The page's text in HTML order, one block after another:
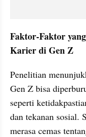
Faktor-Faktor
Karier di Gen Z
Penelitian
Gen Z bisa
seperti
dan tekanan sosial.
merasa cemas